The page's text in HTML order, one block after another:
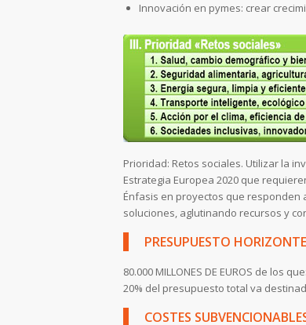
Innovación en pymes: crear
Prioridad: Retos sociales. Utilizar la
Estrategia Europea 2020 que
Énfasis en proyectos que responden
soluciones, aglutinando recursos y
PRESUPUESTO
80.000 MILLONES DE EUROS de los que:
20% del presupuesto total va
COSTES